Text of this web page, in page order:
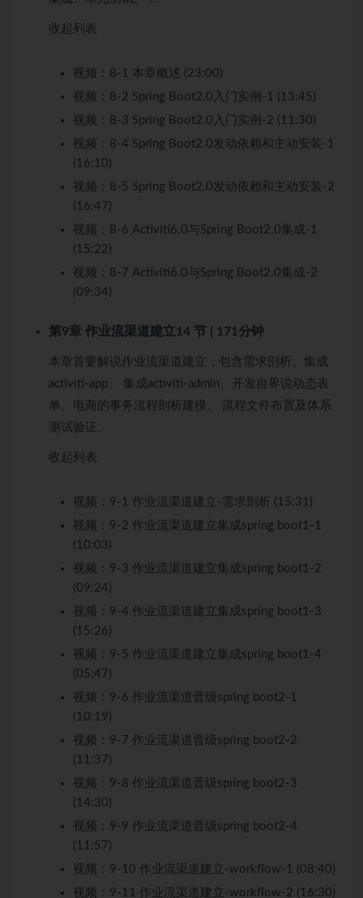
收起列表
视频： 8-1 本章概述 (23:00)
视频： 8-2 Spring Boot2.0入门实例-1 (13:45)
视频： 8-3 Spring Boot2.0入门实例-2 (11:30)
视频： 8-4 Spring Boot2.0发动依赖和主动安装-1
(16:10)
视频： 8-5 Spring Boot2.0发动依赖和主动安装-2
(16:47)
视频： 8-6 Activiti6.0与Spring Boot2.0集成-1
(15:22)
视频： 8-7 Activiti6.0与Spring Boot2.0集成-2
(09:34)
第9章 作业流渠道建立14 节 | 171分钟
本章首要解说作业流渠道建立，包含需求剖析、集成
activiti-app、 集成activiti-admin、开发自界说动态表
单、电商的事务流程剖析建模、 流程文件布置及体系
测试验证。
收起列表
视频： 9-1 作业流渠道建立-需求剖析 (15:31)
视频： 9-2 作业流渠道建立集成spring boot1-1
(10:03)
视频： 9-3 作业流渠道建立集成spring boot1-2
(09:24)
视频： 9-4 作业流渠道建立集成spring boot1-3
(15:26)
视频： 9-5 作业流渠道建立集成spring boot1-4
(05:47)
视频： 9-6 作业流渠道晋级spring boot2-1
(10:19)
视频： 9-7 作业流渠道晋级spring boot2-2
(11:37)
视频： 9-8 作业流渠道晋级spring boot2-3
(14:30)
视频： 9-9 作业流渠道晋级spring boot2-4
(11:57)
视频： 9-10 作业流渠道建立-workflow-1 (08:40)
视频： 9-11 作业流渠道建立-workflow-2 (16:30)